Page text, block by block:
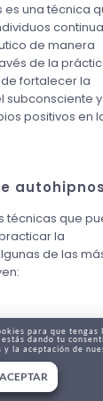
es una técnica
de manera
de la
fortalecer la
subconsciente y
positivos en
técnicas que
la
de las
mediante la
profunda y
la mente.
guiada:
para que
dando tu
y la aceptación de
ACEPTAR